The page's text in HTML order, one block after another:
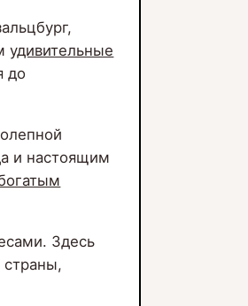
удивительные
до
и настоящим
Здесь
страны,